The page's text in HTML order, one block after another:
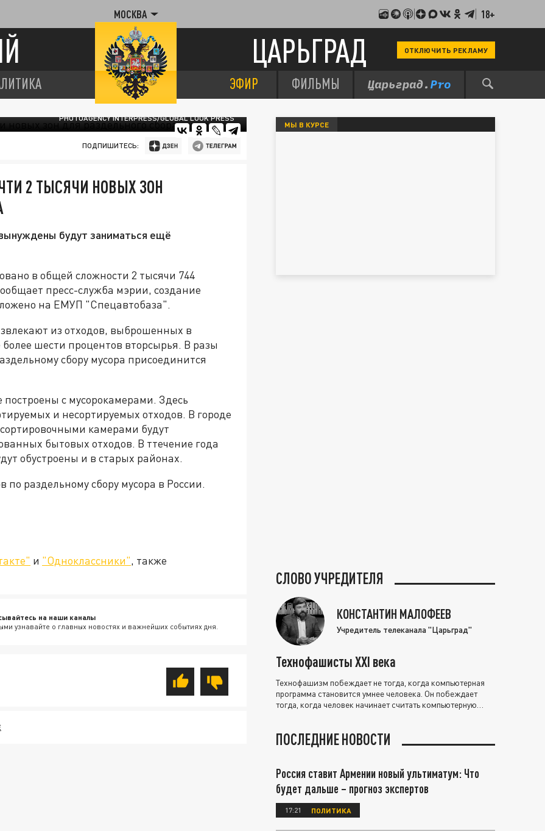
МОСКВА 18+
ЦАРЬГРАД ОТКЛЮЧИТЬ РЕКЛАМУ
ЭФИР ФИЛЬМЫ
PHOTOAGENCY INTERPRESS/GLOBAL LOOK PRESS
ПОДПИШИТЕСЬ:
2 ТЫСЯЧИ НОВЫХ ЗОН
будут заниматься ещё
в общей сложности 2 тысячи 744
пресс-служба мэрии, создание
на ЕМУП "Спецавтобаза".
из отходов, выброшенных в
шести процентов вторсырья. В разы
сбору мусора присоединится
с мусорокамерами. Здесь
и несортируемых отходов. В городе
камерами будут
бытовых отходов. В ттечение года
обустроены и в старых районах.
раздельному сбору мусора в России.
и "Одноклассники", также
на наши каналы
узнавайте о главных новостях и важнейших событиях дня.
МЫ В КУРСЕ
СЛОВО УЧРЕДИТЕЛЯ
КОНСТАНТИН МАЛОФЕЕВ
Учредитель телеканала "Царьград"
Технофашисты XXI века
Технофашизм побеждает не тогда, когда компьютерная
программа становится умнее человека. Он побеждает
тогда, когда человек начинает считать компьютерную
ПОСЛЕДНИЕ НОВОСТИ
Россия ставит Армении новый ультиматум: Что
будет дальше – прогноз экспертов
17:21 ПОЛИТИКА